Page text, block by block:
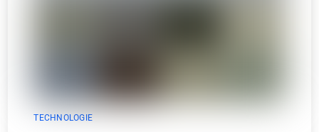
TECHNOLOGIE